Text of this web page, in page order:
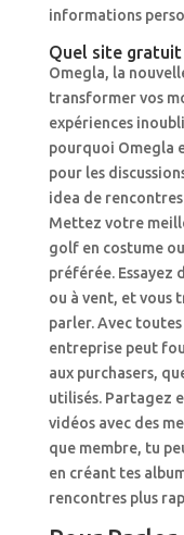
informations
Quel site
Omegla, la
transformer vos
expériences
pourquoi Omegla
pour les
idea de
Mettez votre
golf en costume
préférée. Essayez
ou à vent, et vous
parler. Avec
entreprise peut
aux purchasers,
utilisés. Partagez
vidéos avec des
que membre, tu
en créant tes
rencontres plus